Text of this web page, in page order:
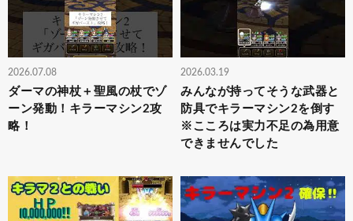
2026.07.08
ダーマの神杖＋聖風の杖でゾ
ーン発動！キラーマシン2攻
略！
2026.03.19
みんなが持ってそうな武器と
防具でキラーマシン2を倒す
※こころは実力不足の為用意
できませんでした